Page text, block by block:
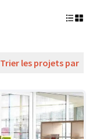
Trier les projets par